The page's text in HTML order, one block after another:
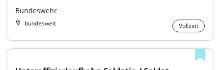
Bundeswehr
bundesweit Vollzeit